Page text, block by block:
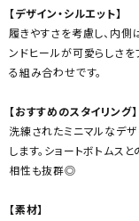
【デザイン・シルエット】
履きやすさを考慮し、内側
ンドヒールが可愛らしさを
る組み合わせです。
【おすすめのスタイリング】
洗練されたミニマルなデザ
します。ショートボトムス
相性も抜群◎
【素材】